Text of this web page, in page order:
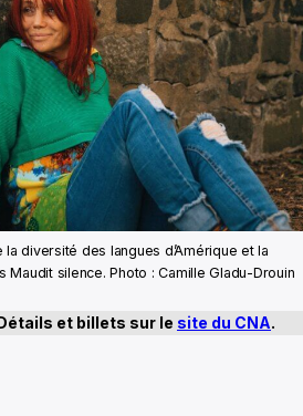
diversité des langues d’Amérique et la
Maudit silence. Photo : Camille Gladu-Drouin
et billets sur le site du CNA.